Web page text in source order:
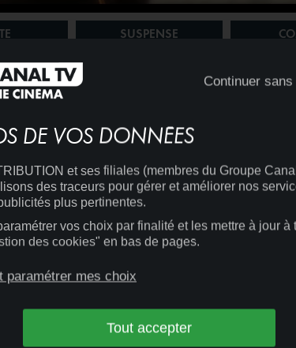
08 À 20H
SUSPENSE
LUNDI 10/08 À 20H
TV
Continuer
DE VOS DONNÉES
et ses filiales (membres du Groupe
des traceurs pour gérer et améliorer nos
plus pertinentes.
vos choix par finalité et les mettre à jour à
des cookies" en bas de pages.
paramétrer mes choix
Tout accepter